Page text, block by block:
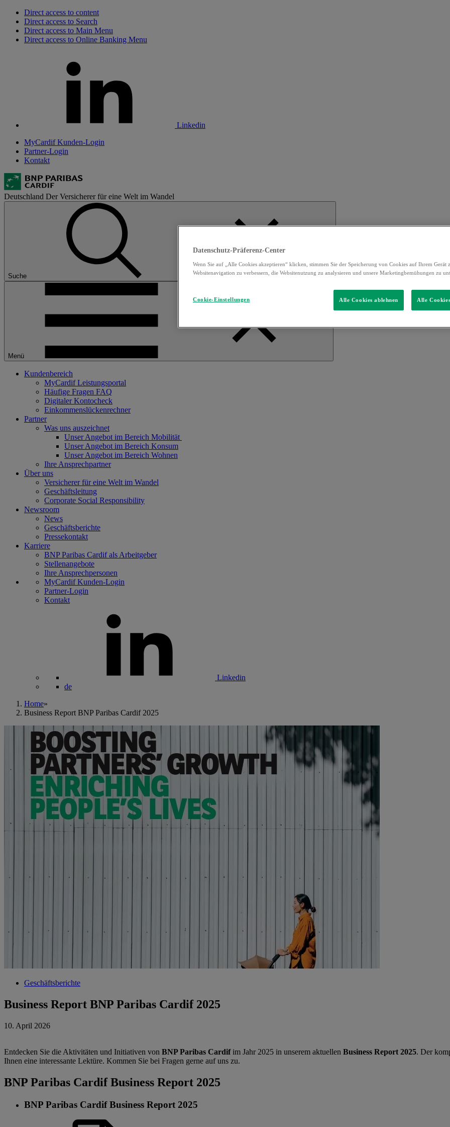
Direct access to content
Direct access to Search
Direct access to Main Menu
Direct access to Online Banking Menu
Linkedin
MyCardif Kunden-Login
Partner-Login
Kontakt
Deutschland Der Versicherer für eine Welt im Wandel
Suche
Menü
Kundenbereich
MyCardif Leistungsportal
Häufige Fragen FAQ
Digitaler Kontocheck
Einkommenslückenrechner
Partner
Was uns auszeichnet
Unser Angebot im Bereich Mobilität
Unser Angebot im Bereich Konsum
Unser Angebot im Bereich Wohnen
Ihre Ansprechpartner
Über uns
Versicherer für eine Welt im Wandel
Geschäftsleitung
Corporate Social Responsibility
Newsroom
News
Geschäftsberichte
Pressekontakt
Karriere
BNP Paribas Cardif als Arbeitgeber
Stellenangebote
Ihre Ansprechpersonen
MyCardif Kunden-Login
Partner-Login
Kontakt
Linkedin
de
Home»
Business Report BNP Paribas Cardif 2025
Geschäftsberichte
Business Report BNP Paribas Cardif 2025
10. April 2026
Entdecken Sie die Aktivitäten und Initiativen von BNP Paribas Cardifim Jahr 2025 in unserem aktuellen Business Report 2025. Der
Ihnen eine interessante Lektüre. Kommen Sie bei Fragen gerne auf uns zu.
BNP Paribas Cardif Business Report 2025
BNP Paribas Cardif Business Report 2025
Datenschutz-Präferenz-Center
Wenn Sie auf „Alle Cookies akzeptieren“ klicken, stimmen Sie der Speicherung von Cookies auf Ihrem Gerät
Websitenavigation zu verbessern, die Websitenutzung zu analysieren und unsere Marketingbemühungen zu
Cookie-Einstellungen Alle Cookies ablehnen Alle